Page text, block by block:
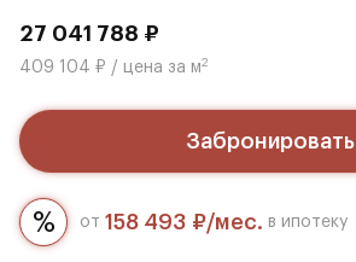
27 041 788 ₽
409 104 ₽ / цена за м2
Забронировать
от 158 493 ₽/мес. в ипотеку